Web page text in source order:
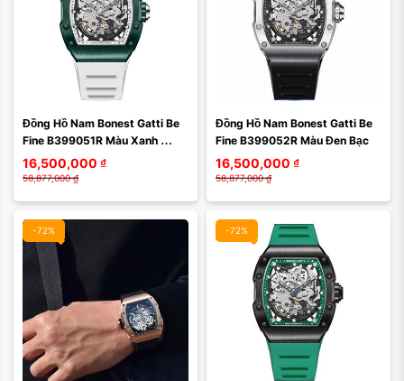
Đồng Hồ Nam Bonest Gatti Be
Fine B399051R Màu Xanh
Trắng
16,500,000 ₫
58,877,000 ₫
Đồng Hồ Nam Bonest Gatti Be
Fine B399052R Màu Đen Bạc
16,500,000 ₫
58,877,000 ₫
-72%
Màu mặt:
Xóa
-72%
Màu mặt:
Xóa
Màu mặt: Màu mặt: